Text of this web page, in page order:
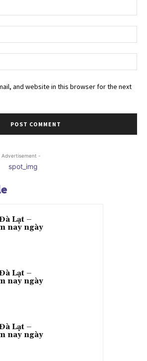
and website in this browser for the next
Advertisement -
Lạt –
nay ngày
Lạt –
nay ngày
Lạt –
nay ngày